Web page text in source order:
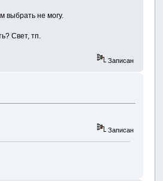
выбрать не могу.
Свет, тп.
Записан
Записан